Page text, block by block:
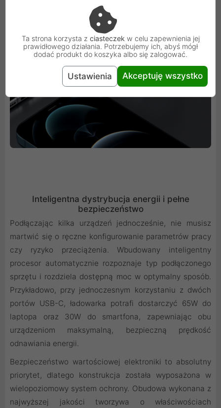
Inteligentna dystrybucja energii i pełne
bezpieczeństwo
Podłączając kilka urządzeń jednocześnie, nie musisz
martwić się o ręczne konfigurowanie parametrów pracy
czy ryzyko przeciążenia. Wbudowany inteligentny
procesor automatycznie rozpoznaje typ podłączonego
sprzętu i rozdziela dostępną moc w optymalny sposób.
Przykładowo, przy jednoczesnym korzystaniu z dwóch
portów USB-C, ładowarka potrafi dostarczyć 65W do
laptopa oraz 30W do smartfona, zapewniając obu
urządzeniom maksymalną, bezpieczną prędkość
odnawiania energii.
Bezpieczeństwo wartościowej elektroniki to absolutny
priorytet, dlatego konstrukcja została wyposażona w
wielopoziomowy system ochrony. Obudowa wykonana z
najwyższej jakości tworzywa o właściwościach
Ta strona korzysta z ciasteczek w celu zapewnienia jej
prawidłowego działania. Potrzebujemy ich, abyś mógł
dodać produkt do koszyka albo się zalogować.
Ustawienia Akceptuję wszystko